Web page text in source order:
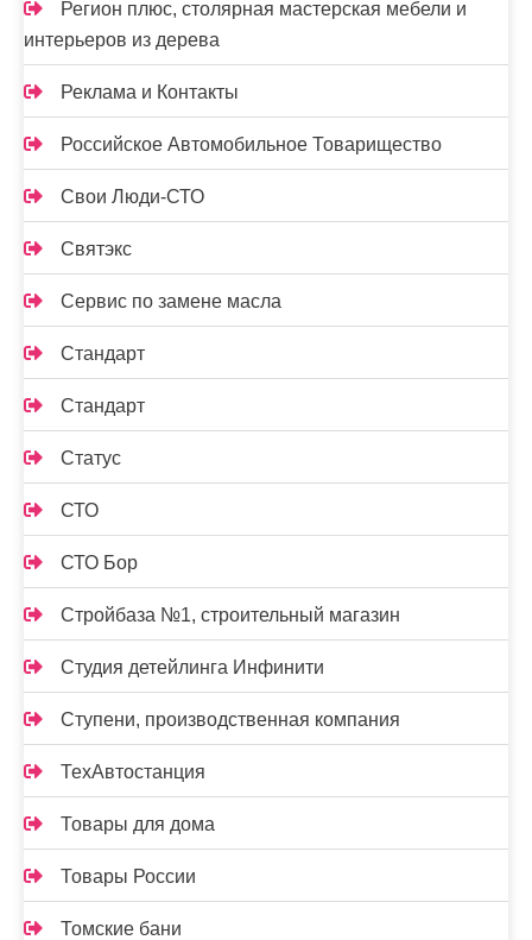
Регион плюс, столярная мастерская мебели и
интерьеров из дерева
Реклама и Контакты
Российское Автомобильное Товарищество
Свои Люди-СТО
Святэкс
Сервис по замене масла
Стандарт
Стандарт
Статус
СТО
СТО Бор
Стройбаза №1, строительный магазин
Студия детейлинга Инфинити
Ступени, производственная компания
ТехАвтостанция
Товары для дома
Товары России
Томские бани